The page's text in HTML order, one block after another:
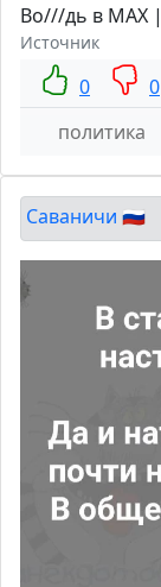
Во///дь в MAX
Источник
0 0
политика
Саваничи 🇷🇺